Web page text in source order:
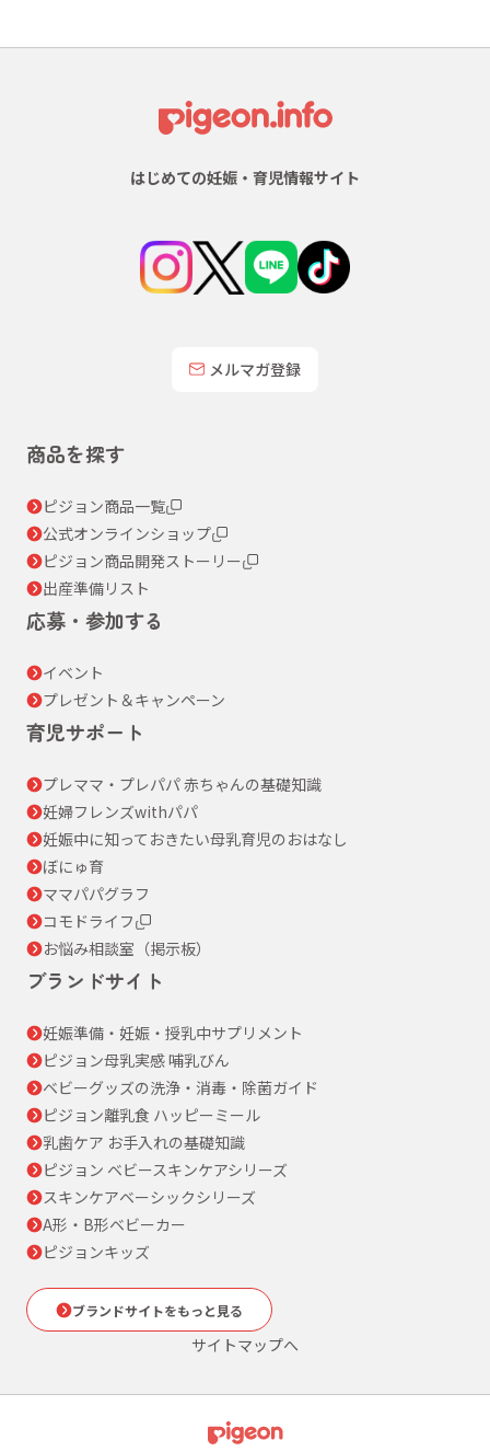
はじめての妊娠・育児情報サイト
メルマガ登録
商品を探す
ピジョン商品一覧
公式オンラインショップ
ピジョン商品開発ストーリー
出産準備リスト
応募・参加する
イベント
プレゼント＆キャンペーン
育児サポート
プレママ・プレパパ 赤ちゃんの基礎知識
妊婦フレンズwithパパ
妊娠中に知っておきたい母乳育児のおはなし
ぼにゅ育
ママパパグラフ
コモドライフ
お悩み相談室（掲示板）
ブランドサイト
妊娠準備・妊娠・授乳中サプリメント
ピジョン母乳実感 哺乳びん
ベビーグッズの洗浄・消毒・除菌ガイド
ピジョン離乳食 ハッピーミール
乳歯ケア お手入れの基礎知識
ピジョン ベビースキンケアシリーズ
スキンケアベーシックシリーズ
A形・B形ベビーカー
ピジョンキッズ
ブランドサイトをもっと見る
サイトマップへ